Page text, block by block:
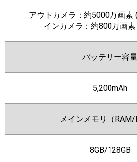
アウトカメラ：約5000万画素
インカメラ：約800万画
バッテリー容量
5,200mAh
メインメモリ（RAM/
8GB/128GB